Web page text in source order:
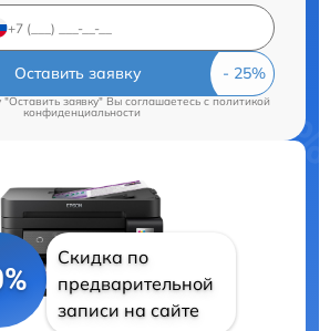
Оставить заявку
заявку" Вы соглашаетесь cполитикой
конфиденциальности
Скидка по
предварительной
записи на сайте